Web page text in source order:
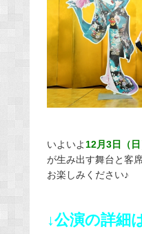
いよいよ 12月3日（日
が生み出す舞台と客
お楽しみください♪
↓公演の詳細